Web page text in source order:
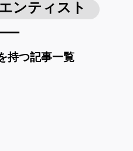
ンティスト
持つ記事一覧